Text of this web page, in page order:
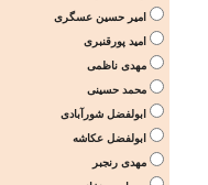
امیر حسین عسگری
امید پورقنبری
مهدی ناظمی
محمد حسینی
ابولفضل شورآبادی
ابولفضل عکاشه
مهدی رنجبر